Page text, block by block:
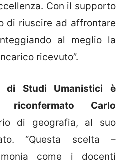
Con il supporto
di riuscire ad affrontare
al meglio la
ricevuto”.
di Studi Umanistici è
riconfermato Carlo
di geografia, al suo
“Questa scelta –
come i docenti